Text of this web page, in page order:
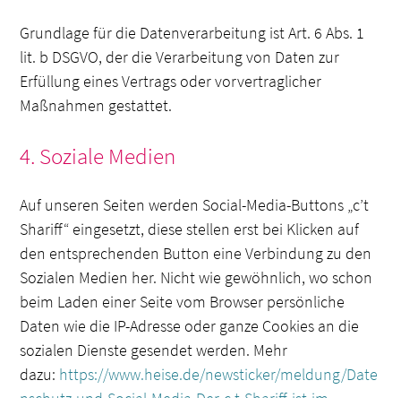
Grundlage für die Datenverarbeitung ist Art. 6 Abs. 1
lit. b DSGVO, der die Verarbeitung von Daten zur
Erfüllung eines Vertrags oder vorvertraglicher
Maßnahmen gestattet.
4. Soziale Medien
Auf unseren Seiten werden Social-Media-Buttons „c’t
Shariff“ eingesetzt, diese stellen erst bei Klicken auf
den entsprechenden Button eine Verbindung zu den
Sozialen Medien her. Nicht wie gewöhnlich, wo schon
beim Laden einer Seite vom Browser persönliche
Daten wie die IP-Adresse oder ganze Cookies an die
sozialen Dienste gesendet werden. Mehr
dazu: https://www.heise.de/newsticker/meldung/Date